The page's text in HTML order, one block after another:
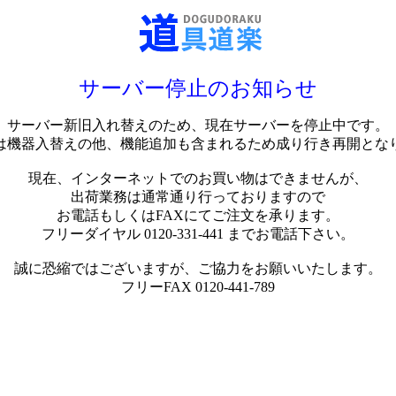
サーバー停止のお知らせ
サーバー新旧入れ替えのため、現在サーバーを停止中です。
機器入替えの他、機能追加も含まれるため成り行き再開とな
現在、インターネットでのお買い物はできませんが、
出荷業務は通常通り行っておりますので
お電話もしくはFAXにてご注文を承ります。
フリーダイヤル 0120-331-441 までお電話下さい。
誠に恐縮ではございますが、ご協力をお願いいたします。
フリーFAX 0120-441-789